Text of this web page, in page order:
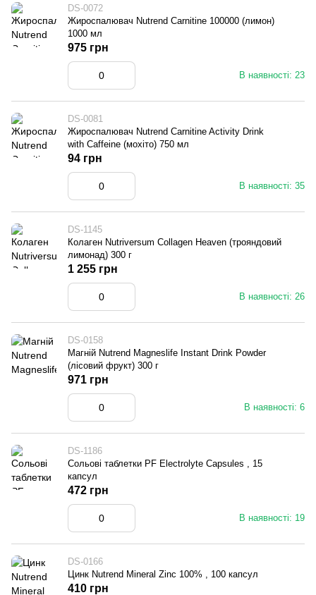
DS-0072
Жироспалювач Nutrend Carnitine 100000 (лимон)
1000 мл
В наявності: 23
975 грн
DS-0081
Жироспалювач Nutrend Carnitine Activity Drink
with Caffeine (мохіто) 750 мл
В наявності: 35
94 грн
DS-1145
Колаген Nutriversum Collagen Heaven (трояндовий
лимонад) 300 г
В наявності: 26
1 255 грн
DS-0158
Магній Nutrend Magneslife Instant Drink Powder
(лісовий фрукт) 300 г
В наявності: 6
971 грн
DS-1186
Сольові таблетки PF Electrolyte Capsules , 15
капсул
В наявності: 19
472 грн
DS-0166
Цинк Nutrend Mineral Zinc 100% , 100 капсул
410 грн